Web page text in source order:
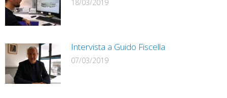
18/03/2019
Intervista a Guido Fiscella
07/03/2019